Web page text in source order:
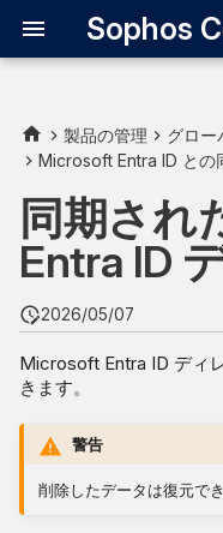
Sophos
製品の管理 グロー
Microsoft Entra ID との
同期され
Entra ID
2026/05/07
Microsoft Entra ID ディ
きます。
警告
削除したデータは復元でき